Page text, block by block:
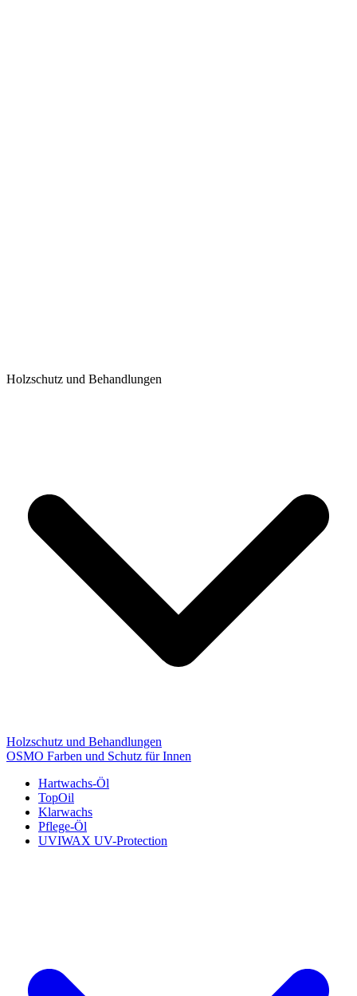
Holzschutz und Behandlungen
Holzschutz und Behandlungen
OSMO Farben und Schutz für Innen
Hartwachs-Öl
TopOil
Klarwachs
Pflege-Öl
UVIWAX UV-Protection